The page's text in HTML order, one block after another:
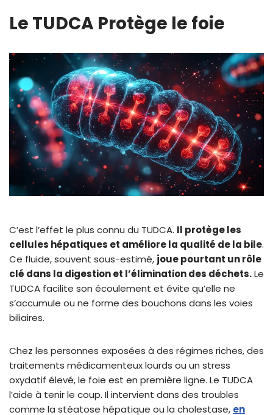
Le TUDCA Protège le foie
C’est l’effet le plus connu du TUDCA. Il protège les
cellules hépatiques et améliore la qualité de la bile.
Ce fluide, souvent sous-estimé, joue pourtant un rôle
clé dans la digestion et l’élimination des déchets.Le
TUDCA facilite son écoulement et évite qu’elle ne
s’accumule ou ne forme des bouchons dans les voies
biliaires.
Chez les personnes exposées à des régimes riches, des
traitements médicamenteux lourds ou un stress
oxydatif élevé, le foie est en première ligne. Le TUDCA
l’aide à tenir le coup. Il intervient dans des troubles
comme la stéatose hépatique ou la cholestase, en